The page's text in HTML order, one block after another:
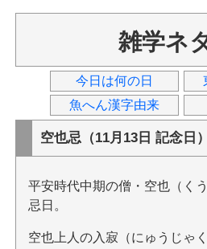
雑学ネ
今日は何の日
魚へん漢字由来
空也忌（11月13日 記念日）
平安時代中期の僧・空也（く
忌日。
空也上人の入寂（にゅうじゃ